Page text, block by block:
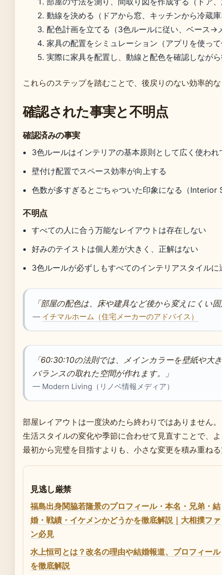
動線を決める（ドアから窓、キッチンから冷蔵
配色計画を立てる（3色ルールに従い、ベース
家具の配置をシミュレーション（アプリを使っ
実際に家具を配置し、動線と配色を確認しなが
これらのステップを踏むことで、後戻りのない効率的
確認された事実と不明点
確認済みの事実
3色ルールはインテリアの基本原則として広く使わ
壁付け配置でスペース効率が向上する
色数が多すぎるとごちゃついた印象になる（Interior
不明点
すべての人に合う万能なレイアウトは存在しない
好みのテイストは個人差が大きく、正解はない
3色ルールが必ずしもすべてのインテリアスタイル
「部屋の配色は、床や建具など後から変えにくい
— イチマルホーム（住宅メーカーのアドバイス）
「60:30:10の法則では、メインカラーを壁紙や大
バランスの取れた空間が作れます。」
— Modern Living（リノベ情報メディア）
部屋レイアウトは一度決めたら終わりではありません。
生活スタイルの変化や季節に合わせて見直すことで、
最初から完璧を目指すよりも、小さな変更を積み重ね
見逃し厳禁
福島出身関脇若隆景のプロフィール・本名・兄弟・結
婚・戦績・イケメンかどうかを徹底解説｜大相撲ファ
ン必見
水上恒司とは？改名の理由や結婚報道、プロフィール
を徹底解説